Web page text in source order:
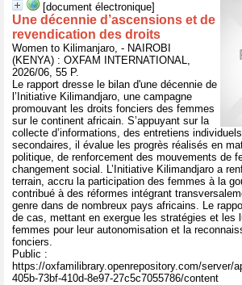
[document électronique]
Une décennie d’ascensions et de
revendication des droits
Women to Kilimanjaro, - NAIROBI
(KENYA) : OXFAM INTERNATIONAL,
2026/06, 55 P.
Le rapport dresse le bilan d'une décennie de
l’Initiative Kilimandjaro, une campagne
promouvant les droits fonciers des femmes
sur le continent africain. S’appuyant sur la
collecte d’informations, des entretiens
secondaires, il évalue les progrès réalisés en
politique, de renforcement des mouvements de
changement social. L’Initiative Kilimandjaro a
terrain, accru la participation des femmes à la
contribué à des réformes intégrant
genre dans de nombreux pays africains. Le
de cas, mettant en exergue les stratégies et les
femmes pour leur autonomisation et la
fonciers.
Public :
https://oxfamilibrary.openrepository.com/server/
405b-73bf-410d-8e97-27c5c7055786/content